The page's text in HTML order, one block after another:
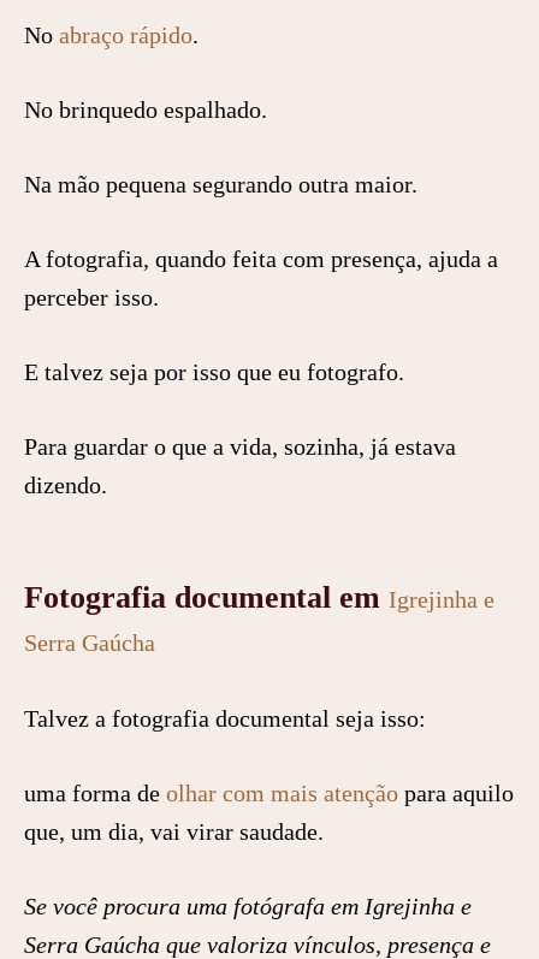
No abraço rápido.
No brinquedo espalhado.
Na mão pequena segurando outra maior.
A fotografia, quando feita com presença, ajuda a
perceber isso.
E talvez seja por isso que eu fotografo.
Para guardar o que a vida, sozinha, já estava
dizendo.
Fotografia documental em Igrejinha e
Serra Gaúcha
Talvez a fotografia documental seja isso:
uma forma de olhar com mais atenção para aquilo
que, um dia, vai virar saudade.
Se você procura uma fotógrafa em Igrejinha e
Serra Gaúcha que valoriza vínculos, presença e